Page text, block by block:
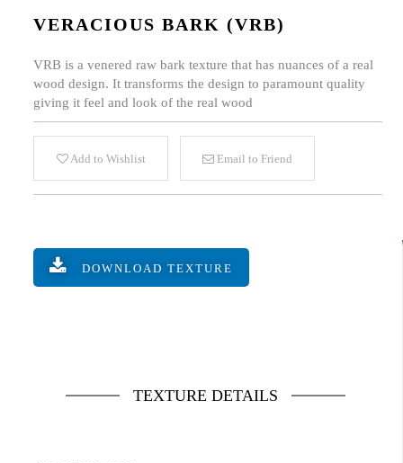
VERACIOUS BARK (VRB)
VRB is a venered raw bark texture that has nuances of a real
wood design. It transforms the design to paramount quality
giving it feel and look of the real wood
Add to Wishlist Email to Friend
DOWNLOAD TEXTURE
TEXTURE DETAILS